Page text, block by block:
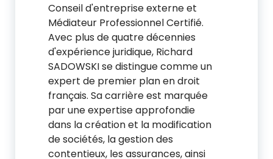
Conseil d'entreprise externe et
Médiateur Professionnel Certifié.
Avec plus de quatre décennies
d'expérience juridique, Richard
SADOWSKI se distingue comme un
expert de premier plan en droit
français. Sa carrière est marquée
par une expertise approfondie
dans la création et la modification
de sociétés, la gestion des
contentieux, les assurances, ainsi